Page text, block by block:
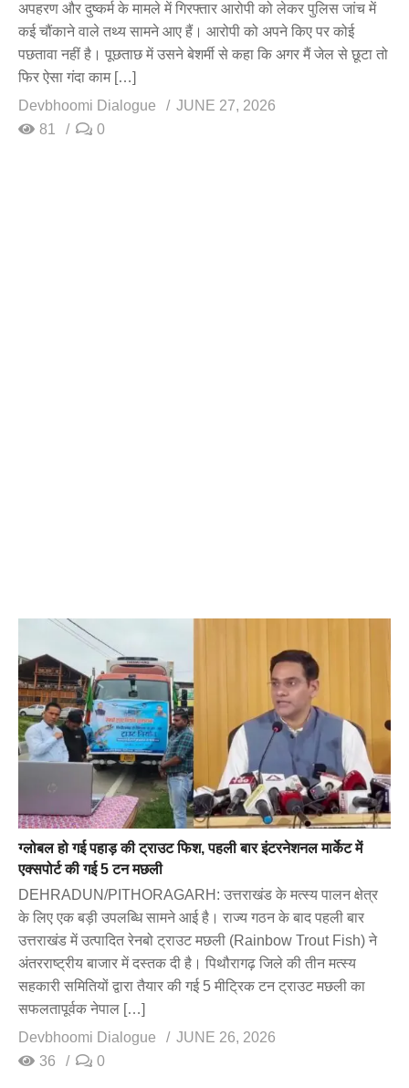
अपहरण और दुष्कर्म के मामले में गिरफ्तार आरोपी को लेकर पुलिस जांच में
कई चौंकाने वाले तथ्य सामने आए हैं। आरोपी को अपने किए पर कोई
पछतावा नहीं है। पूछताछ में उसने बेशर्मी से कहा कि अगर मैं जेल से छूटा तो
फिर ऐसा गंदा काम […]
Devbhoomi Dialogue
JUNE 27, 2026
81
0
ग्लोबल हो गई पहाड़ की ट्राउट फिश, पहली बार इंटरनेशनल मार्केट में
एक्सपोर्ट की गई 5 टन मछली
DEHRADUN/PITHORAGARH: उत्तराखंड के मत्स्य पालन क्षेत्र
के लिए एक बड़ी उपलब्धि सामने आई है। राज्य गठन के बाद पहली बार
उत्तराखंड में उत्पादित रेनबो ट्राउट मछली (Rainbow Trout Fish) ने
अंतरराष्ट्रीय बाजार में दस्तक दी है। पिथौरागढ़ जिले की तीन मत्स्य
सहकारी समितियों द्वारा तैयार की गई 5 मीट्रिक टन ट्राउट मछली का
सफलतापूर्वक नेपाल […]
Devbhoomi Dialogue
JUNE 26, 2026
36
0